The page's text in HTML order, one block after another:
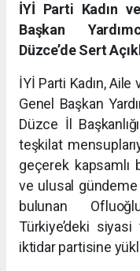
İYİ Parti Kadın
Başkan
Düzce’de Sert
İYİ Parti Kadın,
Genel Başkan
Düzce İl
teşkilat
geçerek kapsamlı
ve ulusal
bulunan
Türkiye’deki
iktidar partisine